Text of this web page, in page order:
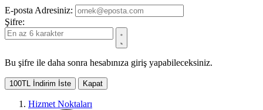
E-posta Adresiniz:
Şifre:
Bu şifre ile daha sonra hesabınıza giriş yapabileceksiniz.
100TL İndirim İste Kapat
Hizmet Noktaları